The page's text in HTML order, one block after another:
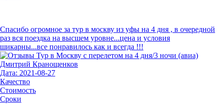
Спасибо огромное за тур в москву из уфы на 4 дня , в очередной
раз вся поездка на высшем уровне...цена и условия
шикарны...все понравилось как и всегда !!!
Дмитрий Кранощенков
Дата: 2021-08-27
Качество
Стоимость
Сроки